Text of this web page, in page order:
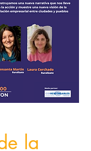
la